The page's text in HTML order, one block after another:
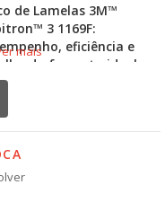
de Lamelas 3M™
3 1169F:
eficiência e
do formato ideal
mais